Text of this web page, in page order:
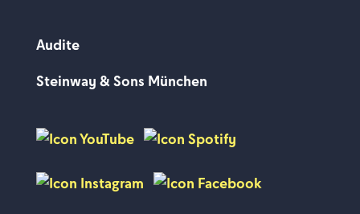
Audite
Steinway & Sons München